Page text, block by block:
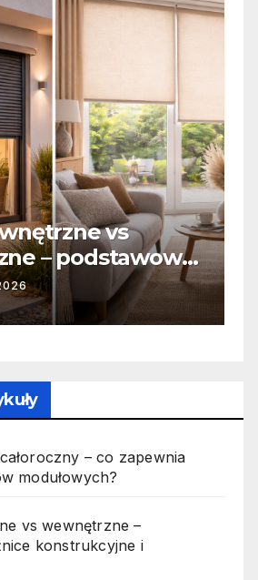
INFORMACJE
Zabicie owada a
odpowiedzialność
jak wygląda to w
19 PAŹDZIERNIKA, 2025
– co zapewnia
modułowych?
vs wewnętrzne –
konstrukcyjne i